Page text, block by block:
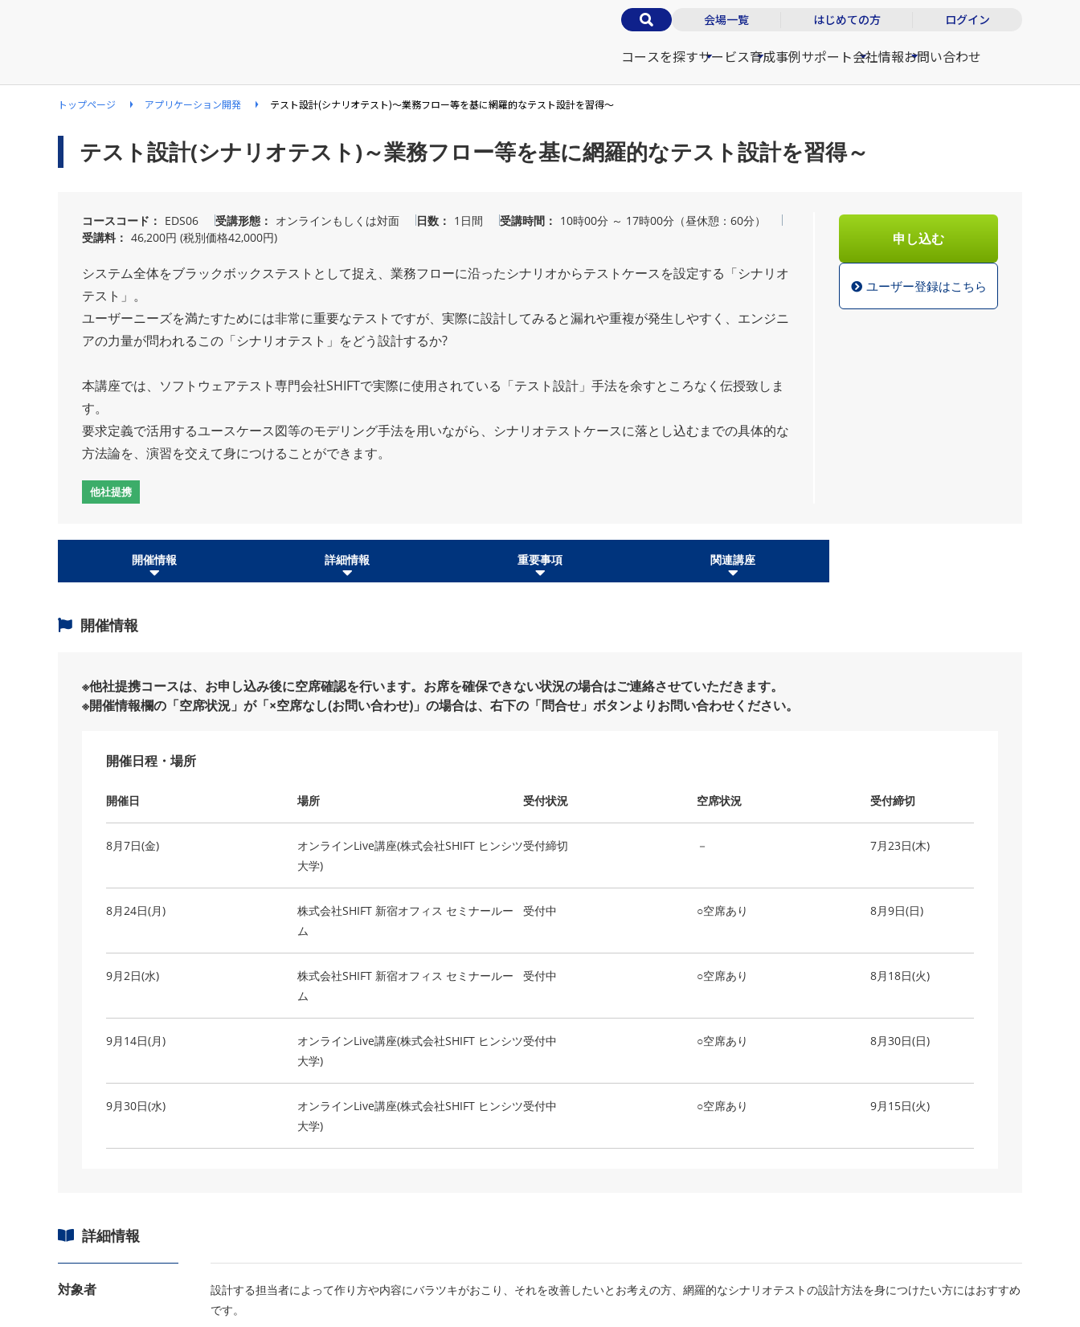
会場一覧 はじめての方 ログイン
コースを探すサービス育成事例サポート会社情報お問い合わせ
トップページ アプリケーション開発 テスト設計(シナリオテスト)～業務フロー等を基に網羅的なテスト設計を習得～
テスト設計(シナリオテスト)～業務フロー等を基に網羅的なテスト設計を習得～
コースコード EDS06 受講形態 オンラインもしくは対面 日数 1日間 受講時間
10時00分 ～ 17時00分（昼休憩：60分）
受講料
46,200円 (税別価格42,000円)
システム全体をブラックボックステストとして捉え、業務フローに沿ったシナリオからテストケースを設定する「シナリオ
テスト」。
ユーザーニーズを満たすためには非常に重要なテストですが、実際に設計してみると漏れや重複が発生しやすく、エンジニ
アの力量が問われるこの「シナリオテスト」をどう設計するか?
本講座では、ソフトウェアテスト専門会社SHIFTで実際に使用されている「テスト設計」手法を余すところなく伝授致しま
す。
要求定義で活用するユースケース図等のモデリング手法を用いながら、シナリオテストケースに落とし込むまでの具体的な
方法論を、演習を交えて身につけることができます。
他社提携
申し込む
ユーザー登録はこちら
開催情報 詳細情報 重要事項 関連講座
開催情報
※他社提携コースは、お申し込み後に空席確認を行います。お席を確保できない状況の場合はご連絡させていただきます。
※開催情報欄の「空席状況」が「×空席なし(お問い合わせ)」の場合は、右下の「問合せ」ボタンよりお問い合わせください。
開催日程・場所
開催日 場所 受付状況 空席状況 受付締切
8月7日(金)
オンラインLive講座(株式会社SHIFT ヒンシツ
大学)
受付締切 － 7月23日(木)
8月24日(月)
株式会社SHIFT 新宿オフィス セミナールー
ム
受付中 ○空席あり 8月9日(日)
9月2日(水)
株式会社SHIFT 新宿オフィス セミナールー
ム
受付中 ○空席あり 8月18日(火)
9月14日(月)
オンラインLive講座(株式会社SHIFT ヒンシツ
大学)
受付中 ○空席あり 8月30日(日)
9月30日(水)
オンラインLive講座(株式会社SHIFT ヒンシツ
大学)
受付中 ○空席あり 9月15日(火)
詳細情報
対象者
設計する担当者によって作り方や内容にバラツキがおこり、それを改善したいとお考えの方、網羅的なシナリオテストの設計方法を身につけたい方にはおすすめ
です。